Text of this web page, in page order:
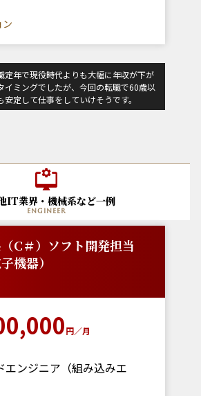
定年で現役時代よりも大幅に年収が下が
イミングでしたが、今回の転職で60歳以
安定して仕事をしていけそうです。
IT業界・機械系など一例
engineer
C＃）ソフト開発担当
機器）
円／月
エンジニア（組み込みエ